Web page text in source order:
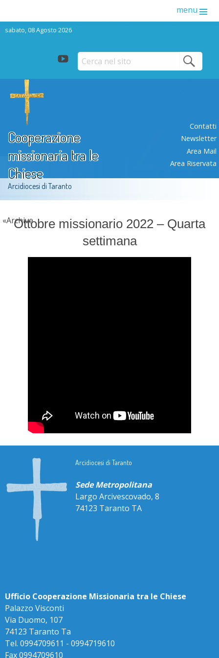
menu
sabato, 08 Agosto 2026
youtube
content
Cooperazione
missionaria tra le
Chiese
Arcidiocesi di Taranto
Contatti
Newsletter
Area Mail
Area Riservata
Archive
Ottobre missionario 2022 – Quarta
settimana
Arcidiocesi di Taranto
Sede Metropolitana
Largo Arcivescovado, 8
74123 Taranto TA
Ufficio Cooperazione Missionaria tra le Chiese
Palazzo Visconti
Via Duomo, 107
74123 Taranto Ta
Tel. 0994709611 - 0994719610
Fax 0994709610